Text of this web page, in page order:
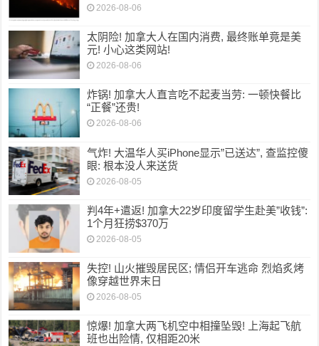
2026-08-06
太阴险! 加拿大人在国内消费, 最终账单竟是美
元! 小心这类网站!
2026-08-06
炸锅! 加拿大人直言吃不起麦当劳: 一顿快餐比
“正餐”还贵!
2026-08-06
气炸! 大温华人买iPhone显示”已送达”, 查监控傻
眼: 根本没人来送货
2026-08-05
判4年+遣返! 加拿大22岁印度留学生赴美”收钱”:
1个月狂捞$370万
2026-08-05
失控! 山火摧毁居民区; 情侣开车逃命 烈焰炙烤
像穿越世界末日
2026-08-05
惊爆! 加拿大两飞机空中相撞坠毁! 上海起飞航
班也出险情, 仅相距20米